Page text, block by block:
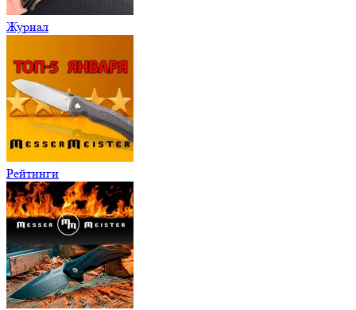
Журнал
Рейтинги